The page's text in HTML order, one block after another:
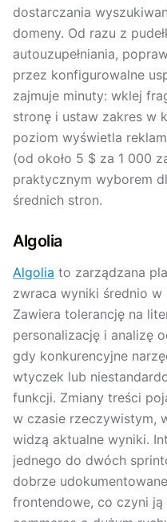
dostarczania
domeny. Od razu z
autouzupełniania,
przez konfigurowalne
zajmuje minuty: wklej
stronę i ustaw zakres w
poziom wyświetla
(od około 5 $ za 1 000
praktycznym wyborem
średnich stron.
Algolia
Algolia to zarządzana
zwraca wyniki średnio w
Zawiera tolerancję na
personalizację i analizę
gdy konkurencyjne
wtyczek lub
funkcji. Zmiany treści
w czasie rzeczywistym,
widzą aktualne wyniki.
jednego do dwóch
dobrze
frontendowe, co czyni